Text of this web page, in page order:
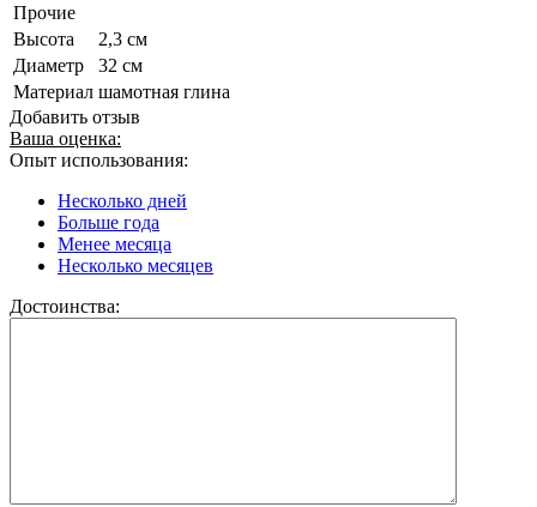
Прочие
Высота
2,3 см
Диаметр
32 см
Материал шамотная глина
Добавить отзыв
Ваша оценка:
Опыт использования:
Несколько дней
Больше года
Менее месяца
Несколько месяцев
Достоинства: